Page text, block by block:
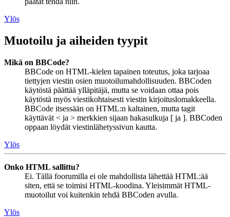
Ylös
Muotoilu ja aiheiden tyypit
Mikä on BBCode?
BBCode on HTML-kielen tapainen toteutus, joka tarjoaa
tiettyjen viestin osien muotoilumahdollisuuden. BBCoden
käytöstä päättää ylläpitäjä, mutta se voidaan ottaa pois
käytöstä myös viestikohtaisesti viestin kirjoituslomakkeella.
BBCode itsessään on HTML:n kaltainen, mutta tagit
käyttävät < ja > merkkien sijaan hakasulkuja [ ja ]. BBCoden
oppaan löydät viestinlähetyssivun kautta.
Ylös
Onko HTML sallittu?
Ei. Tällä foorumilla ei ole mahdollista lähettää HTML:ää
siten, että se toimisi HTML-koodina. Yleisimmät HTML-
muotoilut voi kuitenkin tehdä BBCoden avulla.
Ylös